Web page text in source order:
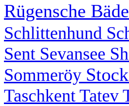
Rügensche
Schlittenhund
Sent Sevansee
Sommeröy
Taschkent Tatev